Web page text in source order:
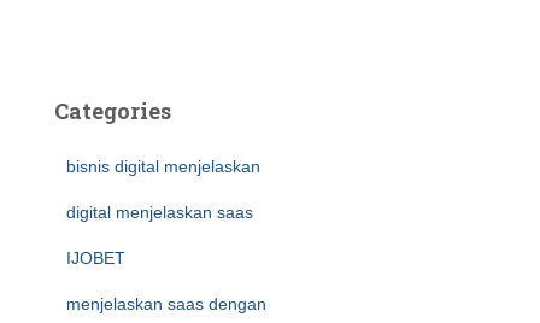
Categories
bisnis digital menjelaskan
digital menjelaskan saas
IJOBET
menjelaskan saas dengan